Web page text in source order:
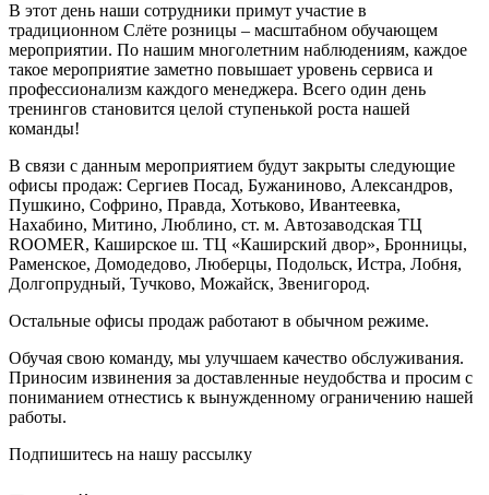
В этот день наши сотрудники примут участие в
традиционном Слёте розницы – масштабном обучающем
мероприятии. По нашим многолетним наблюдениям, каждое
такое мероприятие заметно повышает уровень сервиса и
профессионализм каждого менеджера. Всего один день
тренингов становится целой ступенькой роста нашей
команды!
В связи с данным мероприятием будут закрыты следующие
офисы продаж: Сергиев Посад, Бужаниново, Александров,
Пушкино, Софрино, Правда, Хотьково, Ивантеевка,
Нахабино, Митино, Люблино, ст. м. Автозаводская ТЦ
ROOMER, Каширское ш. ТЦ «Каширский двор», Бронницы,
Раменское, Домодедово, Люберцы, Подольск, Истра, Лобня,
Долгопрудный, Тучково, Можайск, Звенигород.
Остальные офисы продаж работают в обычном режиме.
Обучая свою команду, мы улучшаем качество обслуживания.
Приносим извинения за доставленные неудобства и просим с
пониманием отнестись к вынужденному ограничению нашей
работы.
Подпишитесь на нашу рассылку